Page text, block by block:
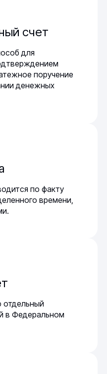
счет
для
поручение
денежных
по факту
времени,
отдельный
в Федеральном